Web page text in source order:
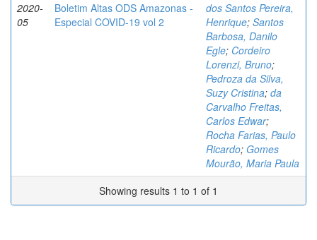
2020-
05
Boletim Altas ODS Amazonas -
Especial COVID-19 vol 2
dos Santos Pereira,
Henrique; Santos
Barbosa, Danilo
Egle; Cordeiro
Lorenzi, Bruno;
Pedroza da Silva,
Suzy Cristina; da
Carvalho Freitas,
Carlos Edwar;
Rocha Farias, Paulo
Ricardo; Gomes
Mourão, Maria Paula
Showing results 1 to 1 of 1